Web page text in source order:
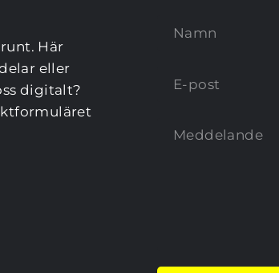
Här
eller
digitalt?